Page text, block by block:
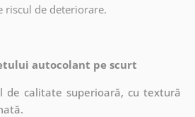
riscul de deteriorare.
autocolant pe scurt
de calitate superioară, cu textură